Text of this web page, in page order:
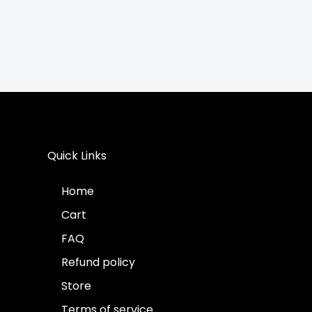
Quick Links
Home
Cart
FAQ
Refund policy
Store